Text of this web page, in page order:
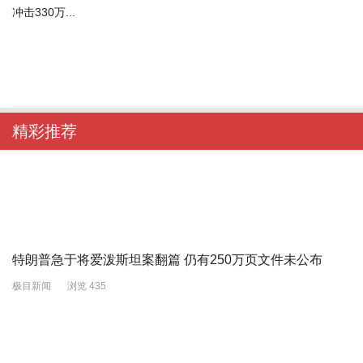
冲击330万...
精彩推荐
特朗普急于将爱泼斯坦案翻篇 仍有250万页文件未公布
极目新闻 浏览 435